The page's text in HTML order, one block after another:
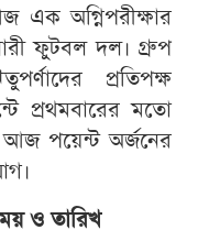
এক অগ্নিপরীক্ষার
ফুটবল দল। গ্রুপ
প্রতিপক্ষ
প্রথমবারের মতো
আজ পয়েন্ট অর্জনের
ও তারিখ